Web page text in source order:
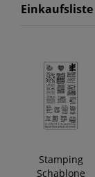
Einkaufsliste
Stamping
Schablone